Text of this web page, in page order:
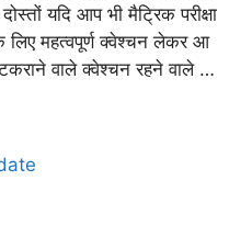
यदि आप भी मैट्रिक परीक्षा
महत्वपूर्ण क्वेश्चन लेकर आ
वाले क्वेश्चन रहने वाले …